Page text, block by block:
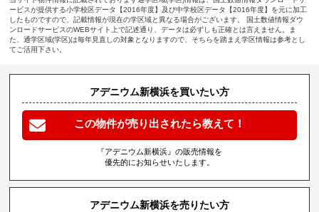
ービスが提供する小学校区データ【2016年度】及び中学校区データ【2016年度】を元に加工
したものですので、記載情報が現在の学区域と異なる場合がございます。 国土数値情報ダウ
ンロードサービスのWEBサイト上で記述通り、データは必ずしも正確とは言えません。ま
た、通学区域(学区)は毎年見直しの対象となりますので、そちらを踏まえ学区情報は参考とし
てご活用下さい。
アデニウム新横浜を買いたい方
この物件が売り出されたら教えて！
『アデニウム新横浜』の販売情報を
優先的にお知らせいたします。
アデニウム新横浜を売りたい方